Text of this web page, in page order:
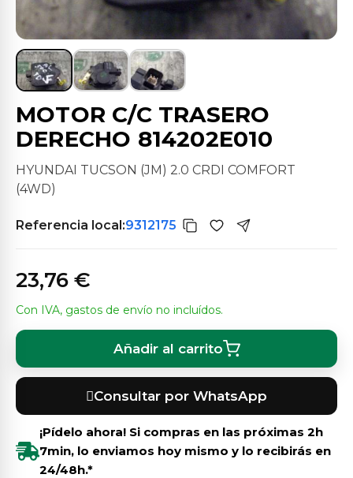
MOTOR C/C TRASERO
DERECHO 814202E010
HYUNDAI TUCSON (JM) 2.0 CRDI COMFORT
(4WD)
Referencia local:9312175
23,76 €
Con IVA, gastos de envío no incluídos.
Añadir al carrito
Consultar por WhatsApp
¡Pídelo ahora! Si compras en las próximas 2h
7min, lo enviamos hoy mismo y lo recibirás en
24/48h.*